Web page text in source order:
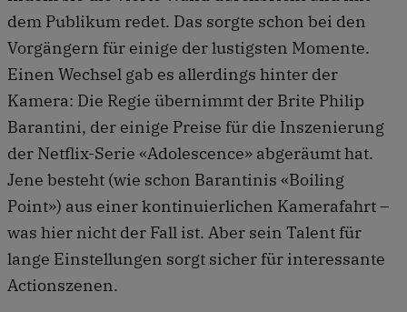
dem Publikum redet. Das sorgte schon bei den
Vorgängern für einige der lustigsten Momente.
Einen Wechsel gab es allerdings hinter der
Kamera: Die Regie übernimmt der Brite Philip
Barantini, der einige Preise für die Inszenierung
der Netflix-Serie «Adolescence» abgeräumt hat.
Jene besteht (wie schon Barantinis «Boiling
Point») aus einer kontinuierlichen Kamerafahrt –
was hier nicht der Fall ist. Aber sein Talent für
lange Einstellungen sorgt sicher für interessante
Actionszenen.